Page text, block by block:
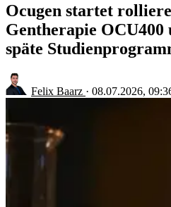
Ocugen startet
Gentherapie
späte
Felix Baarz · 08.07.2026,